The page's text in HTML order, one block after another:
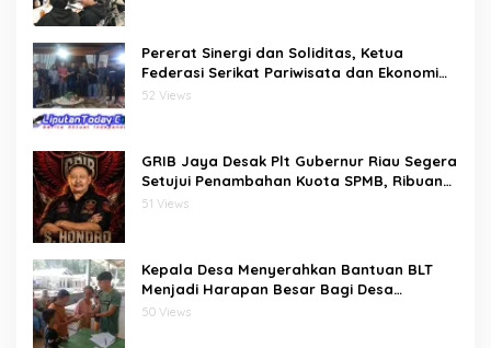
Pererat Sinergi dan Soliditas, Ketua
Federasi Serikat Pariwisata dan Ekonomi
Kreatif Gelar Silaturahmi Bersama
52 Views
GRIB Jaya Desak Plt Gubernur Riau Segera
Setujui Penambahan Kuota SPMB, Ribuan
Siswa Terancam Tak Tertampung
51 Views
Kepala Desa Menyerahkan Bantuan BLT
Menjadi Harapan Besar Bagi Desa
bawositora kecamatan pulau pulau batu
50 Views